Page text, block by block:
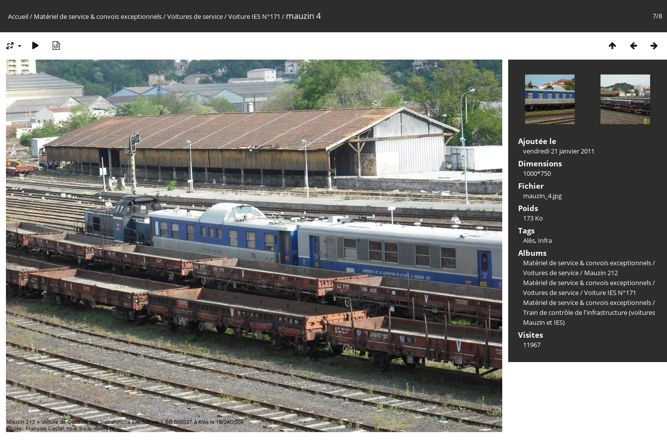
7/8
Accueil/ Matériel de service & convois exceptionnels/Voitures de service/Voiture IES N°171 / mauzin 4
Ajoutée le
vendredi 21 janvier 2011
Dimensions
1000*750
Fichier
mauzin_4.jpg
Poids
173 Ko
Tags
Alès, Infra
Albums
Matériel de service & convois exceptionnels/
Voitures de service/ Mauzin 212
Matériel de service & convois exceptionnels/
Voitures de service/Voiture IES N°171
Matériel de service & convois exceptionnels/
Train de contrôle de l'infrastructure (voitures
Mauzin et IES)
Visites
11967